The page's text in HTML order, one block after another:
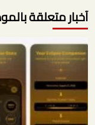
آخبار متعلقة